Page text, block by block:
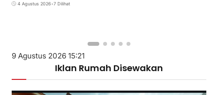
4 Agustus 2026•7 Dilihat
9 Agustus 2026 15:21
Iklan Rumah Disewakan